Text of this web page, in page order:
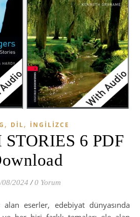
, DIL, İNGILIZCE
6 PDF
08/2024 / 0 Yorum